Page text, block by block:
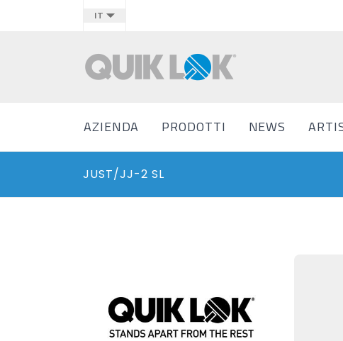
IT
AZIENDA PRODOTTI NEWS
JUST/JJ-2 SL